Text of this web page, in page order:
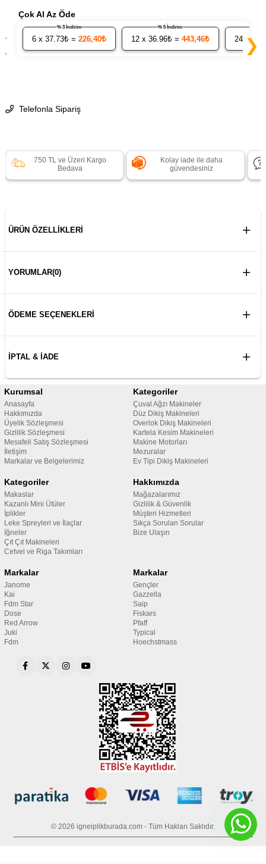
Çok Al Az Öde
6x 37.73₺ = 226,40₺
% 3 İndirim
12x 36.96₺ = 443,46₺
% 5 İndirim
24x❯
Telefonla Sipariş
750 TL ve Üzeri Kargo
Bedava
Kolay iade ile daha
güvendesiniz
ÜRÜN ÖZELLIKLERI
YORUMLAR(0)
ÖDEME SEÇENEKLERI
İPTAL & İADE
Kurumsal
Anasayfa
Hakkımızda
Üyelik Sözleşmesi
Gizlilik Sözleşmesi
Mesafeli Satış Sözleşmesi
İletişim
Markalar ve Belgelerimiz
Kategoriler
Çuval Ağzı Makineler
Düz Dikiş Makineleri
Overlok Dikiş Makineleri
Kartela Kesim Makineleri
Makine Motorları
Mezuralar
Ev Tipi Dikiş Makineleri
Kategoriler
Makaslar
Kazanlı Mini Ütüler
İplikler
Leke Spreyleri ve İlaçlar
İğneler
Çıt Çıt Makineleri
Cetvel ve Riga Takımları
Hakkımızda
Mağazalarımız
Gizlilik & Güvenlik
Müşteri Hizmetleri
Sıkça Sorulan Sorular
Bize Ulaşın
Markalar
Janome
Kai
Fdm Star
Dose
Red Arrow
Juki
Fdm
Markalar
Gençler
Gazzella
Saip
Fiskars
Pfaff
Typical
Hoechstmass
© 2026 igneiplikburada.com - Tüm Hakları Saklıdır.